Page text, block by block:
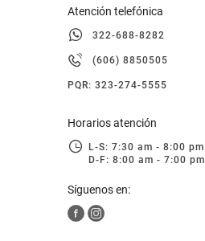
Atención telefónica
322-688-8282
(606) 8850505
PQR: 323-274-5555
Horarios atención
L-S: 7:30 am - 8:00 pm
D-F: 8:00 am - 7:00 pm
Síguenos en: